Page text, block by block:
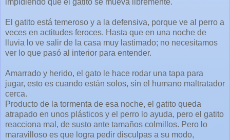
impidiendo que el gatito se mueva libremente.
El gatito está temeroso y a la defensiva, porque ve al perro a
veces en actitudes feroces. Hasta que en una noche de
lluvia lo ve salir de la casa muy lastimado; no necesitamos
ver lo que pasó al interior para entender.
Amarrado y herido, el gato le hace rodar una tapa para
jugar, esto es cuando están solos, sin el humano maltratador
cerca.
Producto de la tormenta de esa noche, el gatito queda
atrapado en unos plásticos y el perro lo ayuda, pero el gatito
reacciona mal, de susto ante tamaños colmillos. Pero lo
maravilloso es que logra pedir disculpas a su modo,